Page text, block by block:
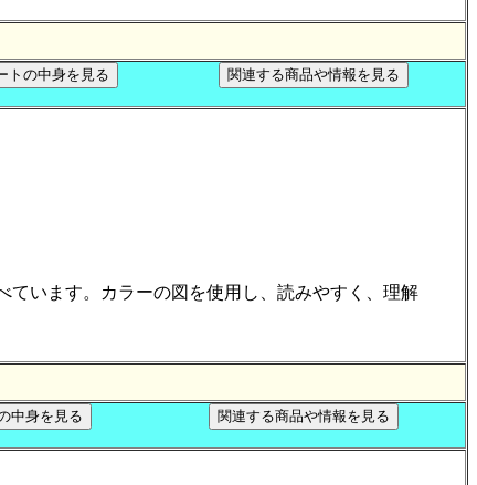
ています。カラーの図を使用し、読みやすく、理解